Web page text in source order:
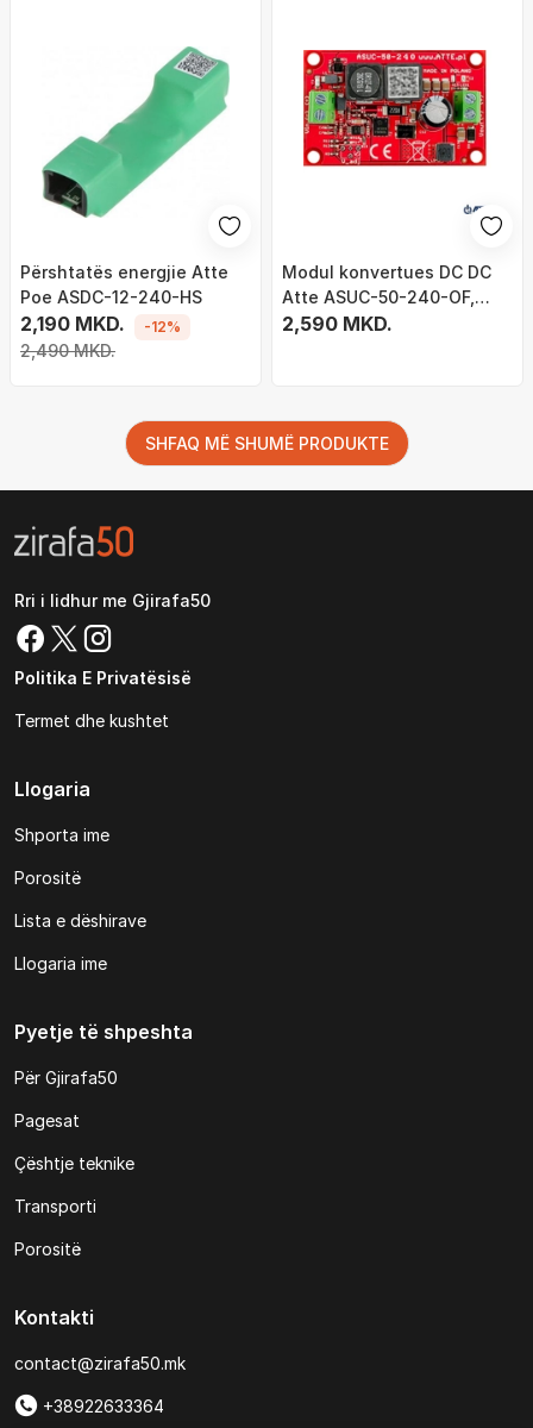
Përshtatës energjie Atte
Poe ASDC-12-240-HS
2,190 MKD.
2,490 MKD.
-12%
Modul konvertues DC DC
Atte ASUC-50-240-OF,
step up 12V në 24V, për
2,590 MKD.
SHFAQ MË SHUMË PRODUKTE
Rri i lidhur me Gjirafa50
Politika E Privatësisë
Termet dhe kushtet
Llogaria
Shporta ime
Porositë
Lista e dëshirave
Llogaria ime
Pyetje të shpeshta
Për Gjirafa50
Pagesat
Çështje teknike
Transporti
Porositë
Kontakti
contact@zirafa50.mk
+38922633364